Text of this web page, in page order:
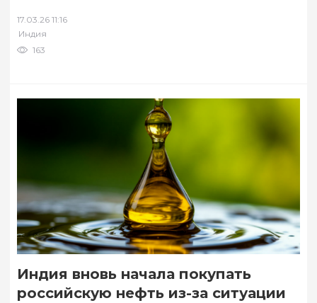
того, как США выдали…
17.03.26 11:16
Индия
163
Индия вновь начала покупать
российскую нефть из-за ситуации